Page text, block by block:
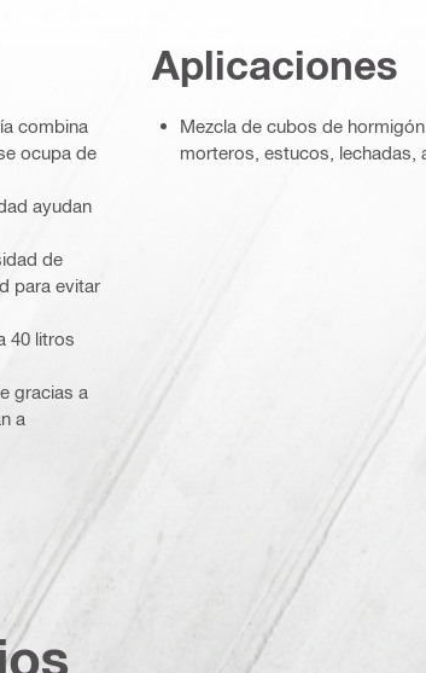
combina
ocupa de
ayudan
de
para evitar
40 litros
gracias a
a
Aplicaciones
Mezcla de cubos de
morteros, estucos, lechadas,